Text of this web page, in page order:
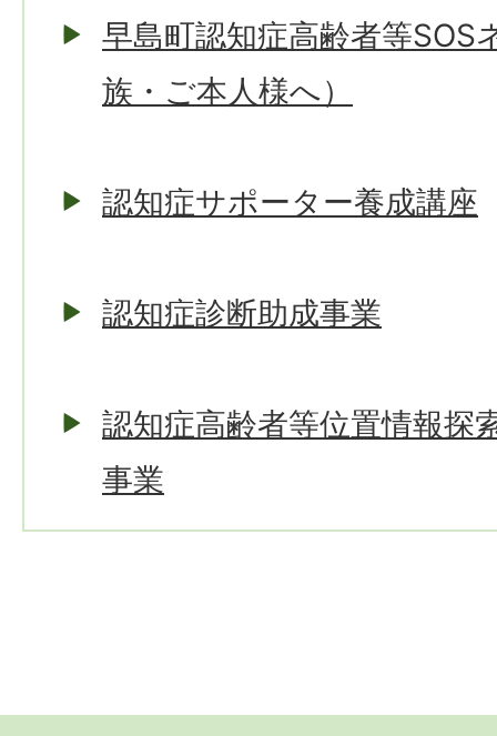
早島町認知症高齢者等SOS
族・ご本人様へ）
認知症サポーター養成講座
認知症診断助成事業
認知症高齢者等位置情報探
事業